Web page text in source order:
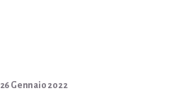
26 Gennaio 2022